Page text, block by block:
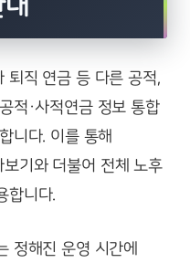
퇴직 연금 등 다른 공적,
적·사적연금 정보 통합
니다. 이를 통해
기와 더불어 전체 노후
합니다.
정해진 운영 시간에